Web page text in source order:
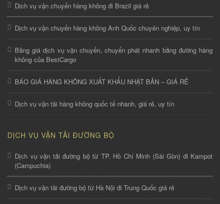
Dịch vụ vận chuyển hàng không đi Brazil giá rẻ
Dịch vụ vận chuyển hàng không Anh Quốc chuyên nghiệp, uy tín
Bảng giá dịch vụ vận chuyển, chuyển phát nhanh bằng đường hàng
không của BestCargo
BÁO GIÁ HÀNG KHÔNG XUẤT KHẨU NHẬT BẢN – GIÁ RẺ
Dịch vụ vận tải hàng không quốc tế nhanh, giá rẻ, uy tín
DỊCH VỤ VẬN TẢI ĐƯỜNG BỘ
Dịch vụ vận tải đường bộ từ TP. Hồ Chí Minh (Sài Gòn) đi Kampot
(Campuchia)
Dịch vụ vận tải đường bộ từ Hà Nội đi Trung Quốc giá rẻ